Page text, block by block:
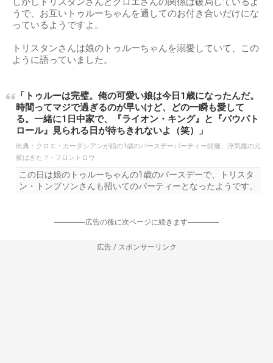
うで、お互いトゥルーちゃんを通してのお付き合いだけにな
っているようですよ。
トリスタンさんは娘のトゥルーちゃんを溺愛していて、この
ように語っていました。
「トゥルーは完璧。俺の可愛い娘は今日1歳になったんだ。
時間ってマジで過ぎるのが早いけど、どの一瞬も愛して
る。一緒に1日中家で、『ライオン・キング』と『パウパト
ロール』見られる日が待ちきれないよ（笑）」
出典： クロエ・カーダシアンが娘の1歳のバースデーパーティー開催、浮気魔の元
彼はきた？ - フロントロウ
この日は娘のトゥルーちゃんの1歳のバースデーで、トリスタ
ン・トンプソンさんも招いてのパーティーとなったようです。
-----------------広告の後に次ページに続きます-----------------
広告 / スポンサーリンク